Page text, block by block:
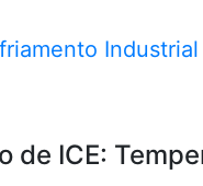
de ICE: